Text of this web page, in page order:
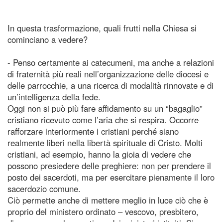
In questa trasformazione, quali frutti nella Chiesa si
cominciano a vedere?
- Penso certamente ai catecumeni, ma anche a relazioni
di fraternità più reali nell’organizzazione delle diocesi e
delle parrocchie, a una ricerca di modalità rinnovate e di
un’intelligenza della fede.
Oggi non si può più fare affidamento su un “bagaglio”
cristiano ricevuto come l’aria che si respira. Occorre
rafforzare interiormente i cristiani perché siano
realmente liberi nella libertà spirituale di Cristo. Molti
cristiani, ad esempio, hanno la gioia di vedere che
possono presiedere delle preghiere: non per prendere il
posto dei sacerdoti, ma per esercitare pienamente il loro
sacerdozio comune.
Ciò permette anche di mettere meglio in luce ciò che è
proprio del ministero ordinato – vescovo, presbitero,